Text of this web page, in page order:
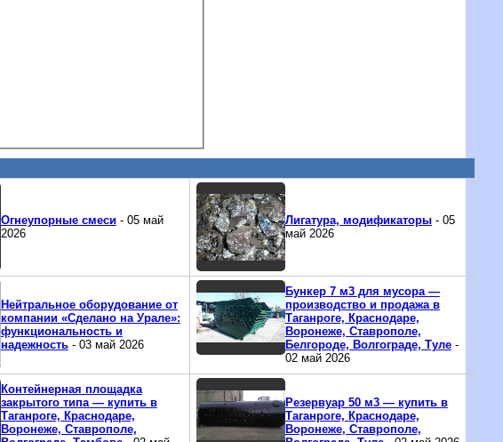
Огнеупорные смеси- 05 май
2026
Лигатура, модификаторы- 05
май 2026
Нейтральное оборудование от
компании «Сделано на Урале»:
функциональность и
надежность- 03 май 2026
Бункер 7 м3 для мусора —
производство и продажа в
Таганроге, Краснодаре,
Воронеже, Ставрополе,
Белгороде, Волгограде, Туле-
02 май 2026
Контейнерная площадка
закрытого типа — купить в
Таганроге, Краснодаре,
Воронеже, Ставрополе,
Резервуар 50 м3 — купить в
Таганроге, Краснодаре,
Воронеже, Ставрополе,